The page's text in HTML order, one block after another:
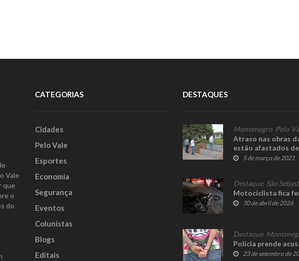
Vale
que
o
do
CATEGORIAS
Cidades
Pelo Vale
Esportes
Economia
Segurança
Eventos
Colunistas
Blogs
Editais
DESTAQUES
Montenegro Pelo
Atraso nas obras
estão afastados
5 de março de 2021
Destaque, São
Motociclista fica
30 de abril de 2026
Destaque,
Polícia prende
23 de setembro de